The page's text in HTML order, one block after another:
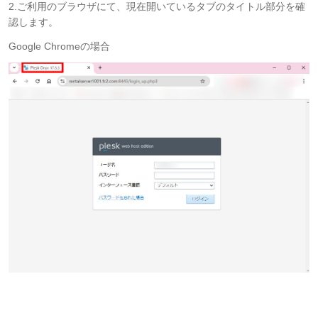
2.ご利用のブラウザにて、現在開いているタブのタイトル部分を確
認します。
Google Chromeの場合